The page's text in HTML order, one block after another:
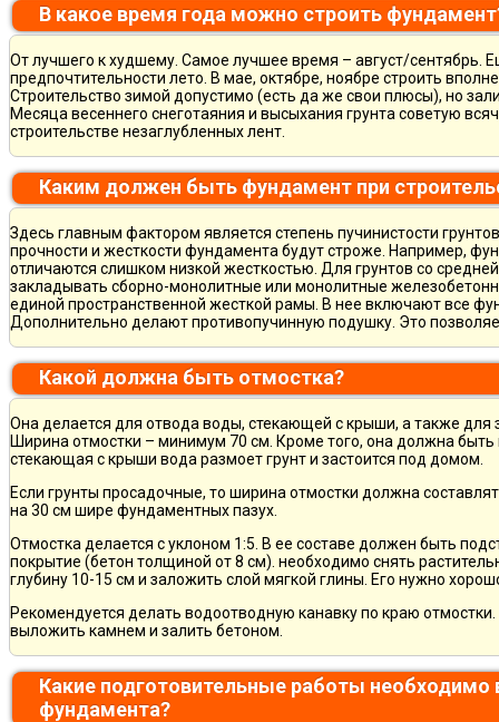
В какое время года можно строить
От лучшего к худшему. Самое лучшее время – август/сентябрь.
предпочтительности лето. В мае, октябре, ноябре строить
Строительство зимой допустимо (есть да же свои плюсы), но
Месяца весеннего снеготаяния и высыхания грунта советую
строительстве незаглубленных лент.
Каким должен быть фундамент при
Здесь главным фактором является степень пучинистости
прочности и жесткости фундамента будут строже. Например,
отличаются слишком низкой жесткостью. Для грунтов со
закладывать сборно-монолитные или монолитные
единой пространственной жесткой рамы. В нее включают все
Дополнительно делают противопучинную подушку. Это
Какой должна быть отмостка?
Она делается для отвода воды, стекающей с крыши, а также для
Ширина отмостки – минимум 70 см. Кроме того, она должна быть
стекающая с крыши вода размоет грунт и застоится под домом.
Если грунты просадочные, то ширина отмостки должна
на 30 см шире фундаментных пазух.
Отмостка делается с уклоном 1:5. В ее составе должен быть
покрытие (бетон толщиной от 8 см). необходимо снять
глубину 10-15 см и заложить слой мягкой глины. Его нужно
Рекомендуется делать водоотводную канавку по краю
выложить камнем и залить бетоном.
Какие подготовительные работы необходимо
фундамента?